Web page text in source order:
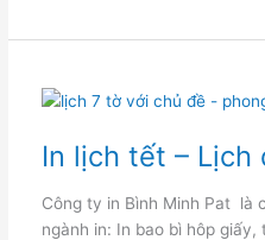
In lịch tết – Lịch
Công ty in Bình Minh Pat là
ngành in: In bao bì hôp
In
lịch
Lịch
độc